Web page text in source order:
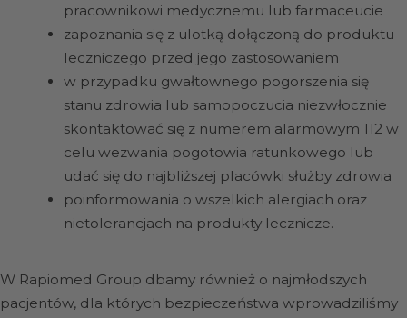
pracownikowi medycznemu lub farmaceucie
zapoznania się z ulotką dołączoną do produktu
leczniczego przed jego zastosowaniem
w przypadku gwałtownego pogorszenia się
stanu zdrowia lub samopoczucia niezwłocznie
skontaktować się z numerem alarmowym 112 w
celu wezwania pogotowia ratunkowego lub
udać się do najbliższej placówki służby zdrowia
poinformowania o wszelkich alergiach oraz
nietolerancjach na produkty lecznicze.
W Rapiomed Group dbamy również o najmłodszych
pacjentów, dla których bezpieczeństwa wprowadziliśmy